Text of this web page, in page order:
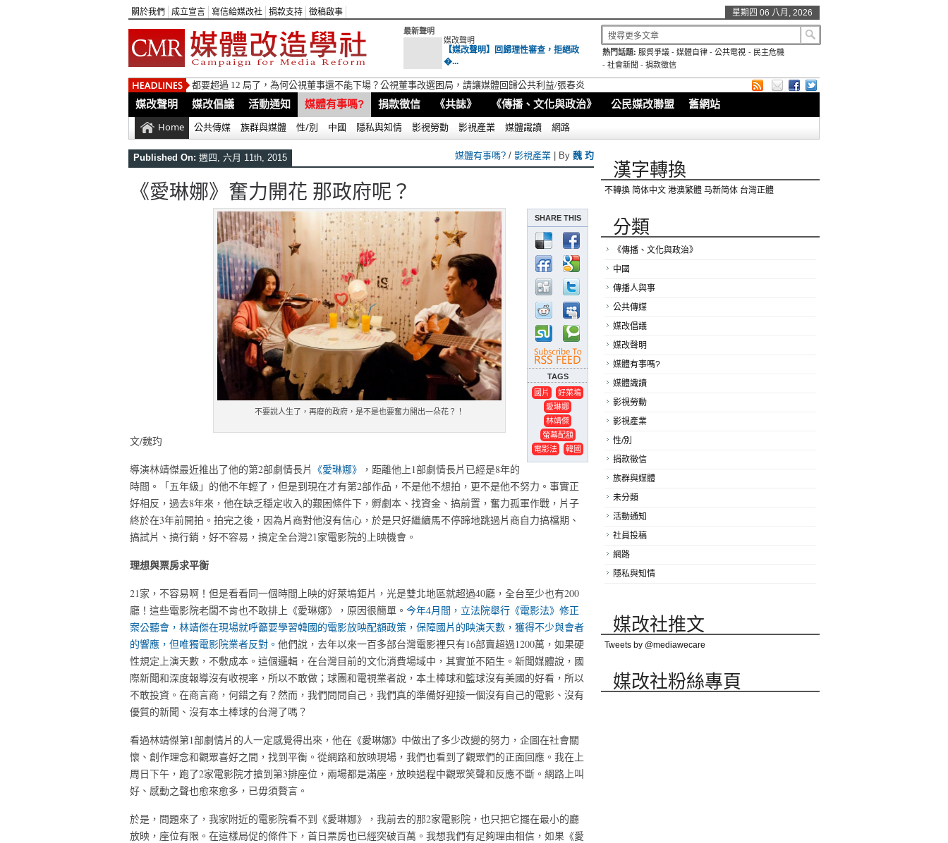
關於我們 成立宣言 寫信給媒改社 捐款支持 徵稿啟事 星期四 06 八月, 2026
最新聲明
媒改聲明
【媒改聲明】回歸理性審查，拒絕政
�...
熱門話題: 服貿爭議 -媒體自律 -公共電視 - 民主危機
- 社會新聞 - 捐款徵信
都要超過 12 局了，為何公視董事還不能下場？公視董事改選困局，請讓媒體回歸公共利益/張春炎
媒改聲明 媒改倡議 活動通知 媒體有事嗎? 捐款徵信 《共誌》 《傳播、文化與政治》 公民媒改聯盟 舊網站
Home 公共傳媒 族群與媒體 性/別 中國 隱私與知情 影視勞動 影視產業 媒體識讀 網路
Published On: 週四, 六月 11th, 2015 媒體有事嗎? / 影視產業 | By 魏 玓
《愛琳娜》奮力開花 那政府呢？
SHARE THIS
TAGS
國片
好萊塢
愛琳娜
林靖傑
螢幕配額
電影法
韓國
不要說人生了，再廢的政府，是不是也要奮力開出一朵花？！
文/魏玓
導演林靖傑最近推出了他的第2部劇情長片 《愛琳娜》 ，距離他上1部劇情長片已經是8年的
時間。「五年級」的他不年輕了，但是到現在才有第2部作品，不是他不想拍，更不是他不努力。事實正
好相反，過去8年來，他在缺乏穩定收入的艱困條件下， 孵劇本、找資金、搞前置，奮力孤軍作戰，片子
終於在3年前開拍。拍完之後，因為片商對他沒有信心，於是只好繼續馬不停蹄地跳過片商自力搞檔期、
搞試片、搞行銷，好不容易，搞定全台灣21家電影院的上映機會。
理想與票房求平衡
21家，不容易啊！但是看看同一個時間上映的好萊塢鉅片，光是雙北地區就超過40廳，全台至少也有200
廳！這些電影院老闆不肯也不敢排上《愛琳娜》，原因很簡單。 今年4月間，立法院舉行《電影法》修正
案公聽會，林靖傑在現場就呼籲要學習韓國的電影放映配額政策，保障國片的映演天數，獲得不少與會者
的響應，但唯獨電影院業者反對。 他們說，去年以來一百多部台灣電影裡只有16部賣超過1200萬，如果硬
性規定上演天數，不敷成本。這個邏輯，在台灣目前的文化消費場域中，其實並不陌生。新聞媒體說，國
際新聞和深度報導沒有收視率，所以不敢做；球團和電視業者說，本土棒球和籃球沒有美國的好看，所以
不敢投資。在商言商，何錯之有？然而，我們問問自己，我們真的準備好迎接一個沒有自己的電影、沒有
優質的新聞、沒有本土棒球的台灣了嗎？
看過林靖傑第1部劇情片的人一定感覺得出來，他在《愛琳娜》中做出了多少改變的努力，企圖在社會關
懷、創作理念和觀眾喜好之間，找到平衡。從網路和放映現場，我們也看到了觀眾們的正面回應。我在上
周日下午，跑了2家電影院才搶到第3排座位，兩場都是滿座，放映過程中觀眾笑聲和反應不斷。網路上叫
好、感動之聲也愈來愈多，已毋須贅言。
於是，問題來了，我家附近的電影院看不到《愛琳娜》，我前去的那2家電影院，也只把它擺在最小的廳
放映，座位有限。在這樣局促的條件下，首日票房也已經突破百萬。我想我們有足夠理由相信，如果《愛
漢字轉換
不轉換 简体中文 港澳繁體 马新简体 台灣正體
分類
《傳播、文化與政治》
中國
傳播人與事
公共傳媒
媒改倡議
媒改聲明
媒體有事嗎?
媒體識讀
影視勞動
影視產業
性/別
捐款徵信
族群與媒體
未分類
活動通知
社員投稿
網路
隱私與知情
媒改社推文
Tweets by @mediawecare
媒改社粉絲專頁